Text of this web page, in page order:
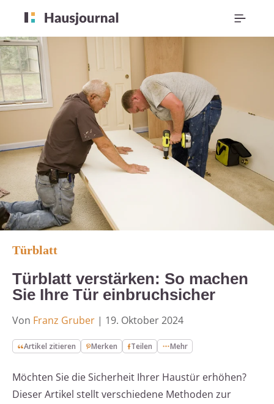
Türblatt
Türblatt verstärken: So machen
Sie Ihre Tür einbruchsicher
Von Franz Gruber | 19. Oktober 2024
Artikel zitieren Merken Teilen Mehr
Möchten Sie die Sicherheit Ihrer Haustür erhöhen?
Dieser Artikel stellt verschiedene Methoden zur